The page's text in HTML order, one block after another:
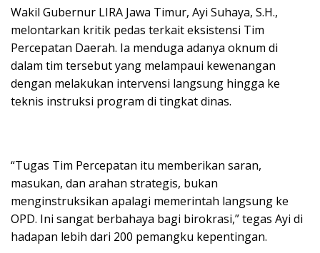
Wakil Gubernur LIRA Jawa Timur, Ayi Suhaya, S.H.,
melontarkan kritik pedas terkait eksistensi Tim
Percepatan Daerah. Ia menduga adanya oknum di
dalam tim tersebut yang melampaui kewenangan
dengan melakukan intervensi langsung hingga ke
teknis instruksi program di tingkat dinas.
“Tugas Tim Percepatan itu memberikan saran,
masukan, dan arahan strategis, bukan
menginstruksikan apalagi memerintah langsung ke
OPD. Ini sangat berbahaya bagi birokrasi,” tegas Ayi di
hadapan lebih dari 200 pemangku kepentingan.